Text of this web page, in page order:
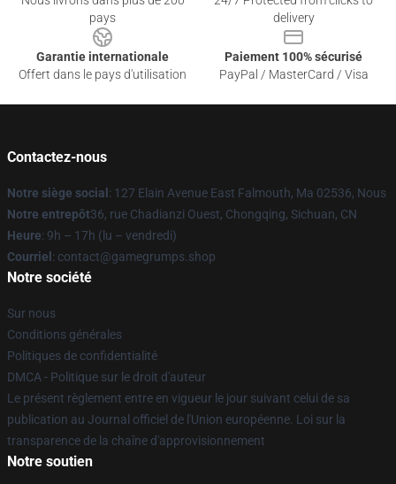
pays
delivery
Garantie internationale
Offert dans le pays d'utilisation
Paiement 100% sécurisé
PayPal / MasterCard / Visa
Contactez-nous
Notre siège social : 127 Elain Avenue East Falmouth, Ma 02536, Nous
Notre entrepôt36, rue Chadianzi Ouest, Chongqing, Sichuan, CN
Heure: 9h – 17h (lu – vendredi)
Courriel : contact@gamegrumps.shop
Notre société
Sur nous
Conditions générales
Politiques de confidentialité
DMCA - Politique sur le droit d'auteur
Le présent règlement entre en vigueur le jour suivant celui de sa
publication au Journal officiel de l'Union européenne. Loi sur la
transparence de la chaîne d'approvisionnement
Notre soutien